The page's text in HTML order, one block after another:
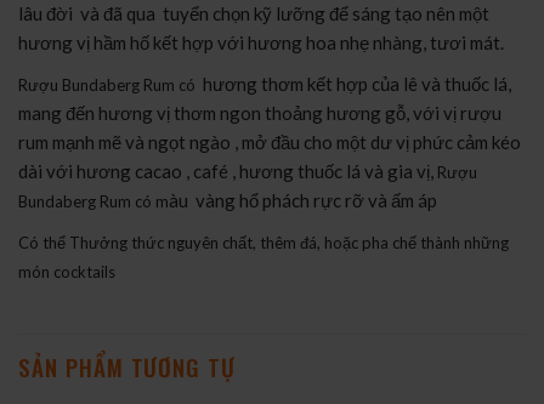
lâu đời và đã qua tuyển chọn kỹ lưỡng để sáng tạo nên một
hương vị hầm hố kết hợp với hương hoa nhẹ nhàng, tươi mát.
Rượu Bundaberg Rum có hương thơm kết hợp của lê và thuốc lá,
mang đến hương vị thơm ngon thoảng hương gỗ, với vị rượu
rum mạnh mẽ và ngọt ngào , mở đầu cho một dư vị phức cảm kéo
dài với hương cacao , café , hương thuốc lá và gia vị, Rượu
Bundaberg Rum có màu vàng hổ phách rực rỡ và ấm áp
Có thể Thưởng thức nguyên chất, thêm đá, hoặc pha chế thành những
món cocktails
SẢN PHẨM TƯƠNG TỰ